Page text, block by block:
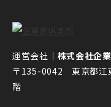
運営会社｜ 株式会社企
〒135-0042 東京都江
階